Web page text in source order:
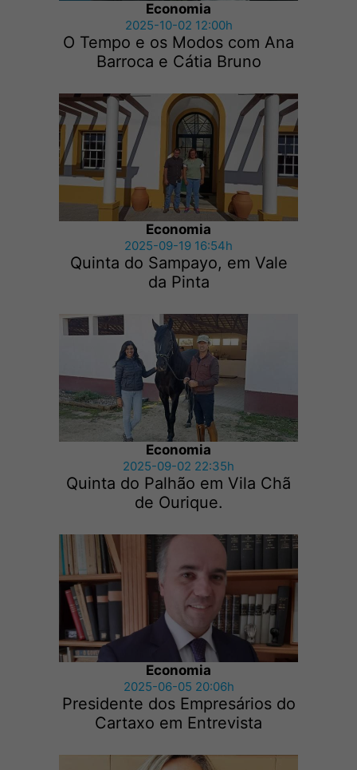
Economia
2025-10-02 12:00h
O Tempo e os Modos com Ana
Barroca e Cátia Bruno
Economia
2025-09-19 16:54h
Quinta do Sampayo, em Vale
da Pinta
Economia
2025-09-02 22:35h
Quinta do Palhão em Vila Chã
de Ourique.
Economia
2025-06-05 20:06h
Presidente dos Empresários do
Cartaxo em Entrevista